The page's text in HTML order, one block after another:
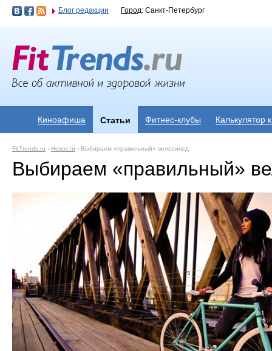
Блог редакции Город: Санкт-Петербург
Киноафиша Статьи Фитнес-клубы Калькулятор
FitTrends.ru › Новости › Выбираем «правильный» велосипед
Выбираем «правильный»